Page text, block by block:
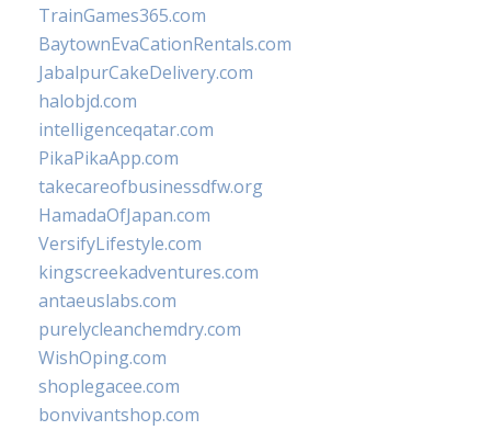
TrainGames365.com
BaytownEvaCationRentals.com
JabalpurCakeDelivery.com
halobjd.com
intelligenceqatar.com
PikaPikaApp.com
takecareofbusinessdfw.org
HamadaOfJapan.com
VersifyLifestyle.com
kingscreekadventures.com
antaeuslabs.com
purelycleanchemdry.com
WishOping.com
shoplegacee.com
bonvivantshop.com